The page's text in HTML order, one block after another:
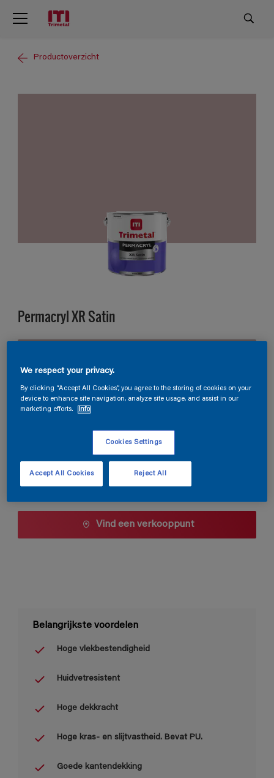
Productoverzicht
Permacryl XR Satin
Verpakkingsgrootte
Verfcalculator
Vind een verkooppunt
Belangrijkste voordelen
Hoge vlekbestendigheid
Huidvetresistent
Hoge dekkracht
Hoge kras- en slijtvastheid. Bevat PU.
Goede kantendekking
We respect your privacy.
By clicking “Accept All Cookies”, you agree to the storing of cookies on your
device to enhance site navigation, analyze site usage, and assist in our
marketing efforts.
Info
Cookies Settings
Reject All
Accept All Cookies